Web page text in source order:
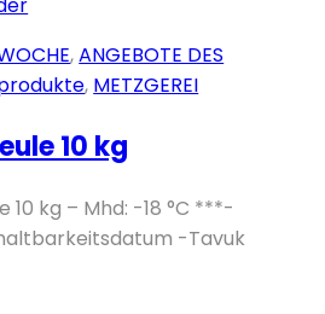
,ANGEBOTE DES
, METZGEREI
10 kg
10 kg – Mhd: -18 °C ***-
-Tavuk